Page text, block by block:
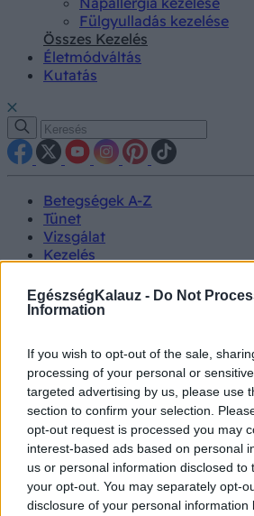
EgészségKalauz - Do Not
Information
If you wish to opt-out of the sale,
processing of your personal or
targeted advertising by us, please use
section to confirm your selection.
opt-out request is processed you may
interest-based ads based on personal
us or personal information disclosed to
your opt-out. You may separately opt-
disclosure of your personal information
Fülgyulladás kezelése
Összes Kezelés
Életmódváltás
Kutatás
Betegségek A-Z
Tünet
Vizsgálat
Kezelés
Kutatás
Prevenció
Kisállatok egészsége
#allergia #influenza
#cukorbetegség
#orvosmeteorológia
#vérnyomás
#pajzsmirigy#reflux#ekcéma
Regisztráció